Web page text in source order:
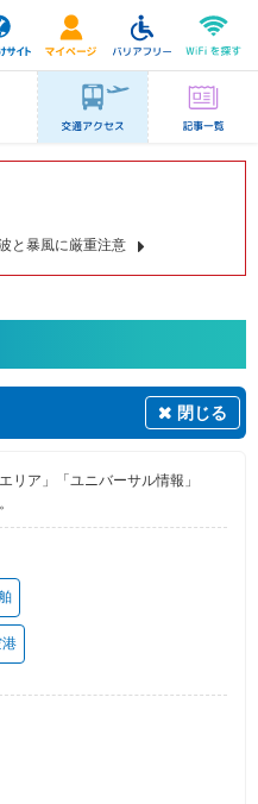
と暴風に厳重注意
閉じる
リア」「ユニバーサル情報」
港